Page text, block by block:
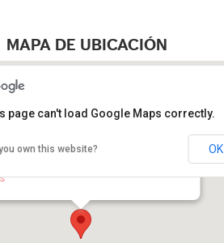
MAPA DE UBICACIÓN
de Exposiciones, Expo Guadalajara
Otero, 1499, Col. Verde Valle - Guadalajara
page can't load Google Maps correctly.
own this website? OK